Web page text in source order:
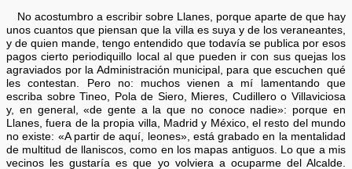
No acostumbro a escribir sobre Llanes, porque aparte de que hay
unos cuantos que piensan que la villa es suya y de los veraneantes,
y de quien mande, tengo entendido que todavía se publica por esos
pagos cierto periodiquillo local al que pueden ir con sus quejas los
agraviados por la Administración municipal, para que escuchen qué
les contestan. Pero no: muchos vienen a mí lamentando que
escriba sobre Tineo, Pola de Siero, Mieres, Cudillero o Villaviciosa
y, en general, «de gente a la que no conoce nadie»: porque en
Llanes, fuera de la propia villa, Madrid y México, el resto del mundo
no existe: «A partir de aquí, leones», está grabado en la mentalidad
de multitud de llaniscos, como en los mapas antiguos. Lo que a mis
vecinos les gustaría es que yo volviera a ocuparme del Alcalde.